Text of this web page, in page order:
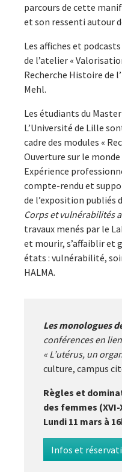
parcours de cette
et son ressenti autour
Les affiches et
de l’atelier «
Recherche Histoire de
Mehl.
Les étudiants du
L’Université de Lille
cadre des modules «
Ouverture sur le monde
Expérience
compte-rendu et
de l’exposition publiés
Corps et vulnérabilités
travaux menés par le
et mourir, s’affaiblir et
états : vulnérabilité,
HALMA.
Les monologues
conférences en
« L’utérus, un
culture, campus
Règles et
des femmes (XVI-
Lundi 11 mars à
Infos et